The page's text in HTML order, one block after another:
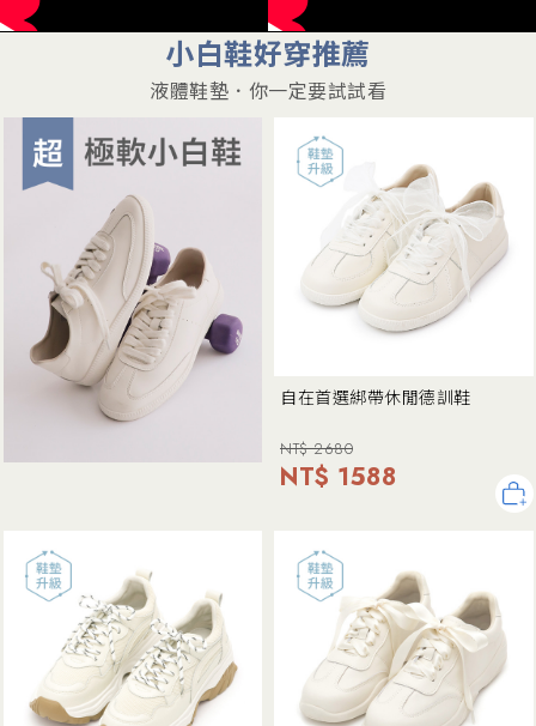
小白鞋好穿推薦
液體鞋墊．你一定要試試看
自在首選綁帶休閒德訓鞋
NT$ 2680
NT$ 1588